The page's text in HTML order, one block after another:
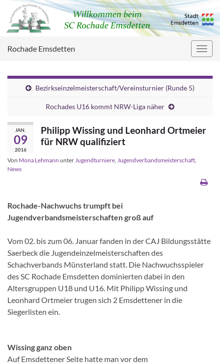
Rochade Emsdetten
Bezirkseinzelmeisterschaft/Vereinsturnier (Runde 5)
Rochades U16 kommt NRW-Liga näher
JAN.
09
2016
Philipp Wissing und Leonhard Ortmeier
für NRW qualifiziert
Von Mona Lehmann unter Jugendturniere Jugendverbandsmeisterschaft
News
Rochade-Nachwuchs trumpft bei
Jugendverbandsmeisterschaften groß auf
Vom 02. bis zum 06. Januar fanden in der CAJ Bildungsstätte
Saerbeck die Jugendeinzelmeisterschaften des
Schachverbands Münsterland statt. Die Nachwuchsspieler
des SC Rochade Emsdetten dominierten dabei in den
Altersgruppen U18 und U16. Mit Philipp Wissing und
Leonhard Ortmeier trugen sich 2 Emsdettener in die
Siegerlisten ein.
Wissing ganz oben
Auf Emsdettener Seite hatte man vor dem